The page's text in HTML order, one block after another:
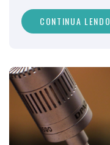
CONTINUA LENDO